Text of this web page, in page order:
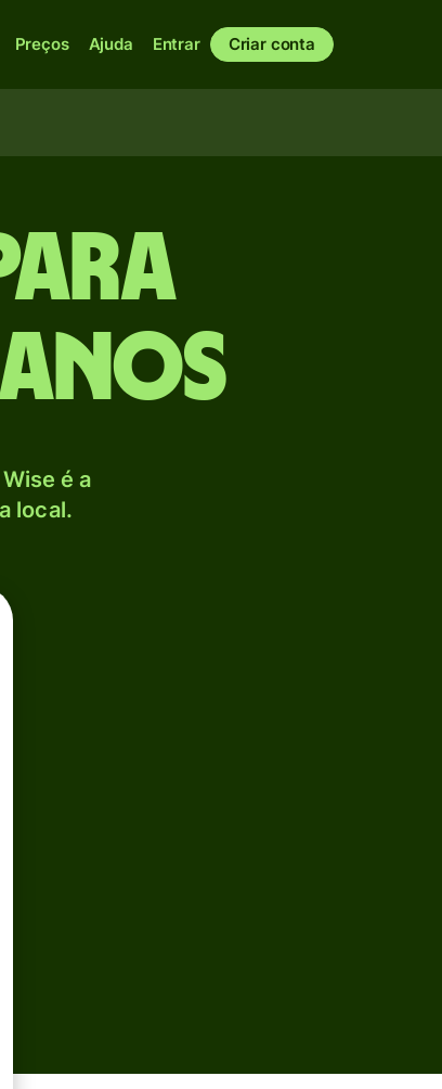
Preços Ajuda Entrar Criar conta
é a
local.